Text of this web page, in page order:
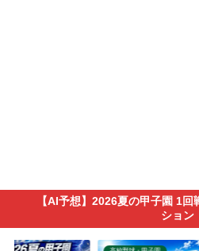
【AI予想】2026夏の甲子園 1
ション